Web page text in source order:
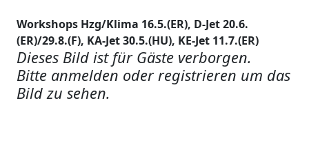
Workshops Hzg/Klima 16.5.(ER), D-Jet 20.6.
(ER)/29.8.(F), KA-Jet 30.5.(HU), KE-Jet 11.7.(ER)
Dieses Bild ist für Gäste verborgen.
Bitte anmelden oder registrieren um das
Bild zu sehen.